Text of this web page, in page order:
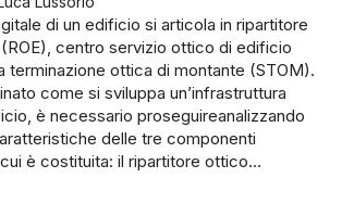
di un edificio si articola in ripartitore
centro servizio ottico di edificio
terminazione ottica di montante (STOM).
come si sviluppa un’in­frastruttura
è necessa­rio proseguireanalizzando
delle tre componenti
è costituita: il ripartitore otti­co…